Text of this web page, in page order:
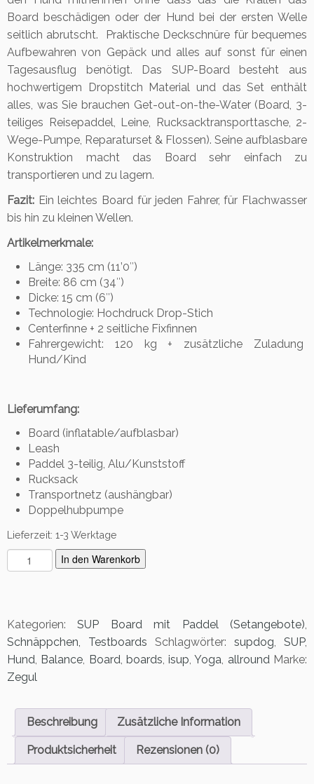
Board beschädigen oder der Hund bei der ersten Welle
seitlich abrutscht. Praktische Deckschnüre für bequemes
Aufbewahren von Gepäck und alles auf sonst für einen
Tagesausflug benötigt. Das SUP-Board besteht aus
hochwertigem Dropstitch Material und das Set enthält
alles, was Sie brauchen Get-out-on-the-Water (Board, 3-
teiliges Reisepaddel, Leine, Rucksacktransporttasche, 2-
Wege-Pumpe, Reparaturset & Flossen). Seine aufblasbare
Konstruktion macht das Board sehr einfach zu
transportieren und zu lagern.
Fazit: Ein leichtes Board für jeden Fahrer, für Flachwasser
bis hin zu kleinen Wellen.
Artikelmerkmale:
Länge: 335 cm (11’0″)
Breite: 86 cm (34″)
Dicke: 15 cm (6″)
Technologie: Hochdruck Drop-Stich
Centerfinne + 2 seitliche Fixfinnen
Fahrergewicht: 120 kg + zusätzliche Zuladung
Hund/Kind
Lieferumfang:
Board (inflatable/aufblasbar)
Leash
Paddel 3-teilig, Alu/Kunststoff
Rucksack
Transportnetz (aushängbar)
Doppelhubpumpe
Lieferzeit: 1-3 Werktage
a
n
e
1
1
In den Warenkorb
Kategorien:SUP Board mit Paddel (Setangebote),
Schnäppchen, Testboards
Schlagwörter: supdog, SUP,
Hund, Balance, Board, boards,isup,Yoga, allround Marke:
Zegul
Beschreibung Zusätzliche Information
Produktsicherheit Rezensionen (0)